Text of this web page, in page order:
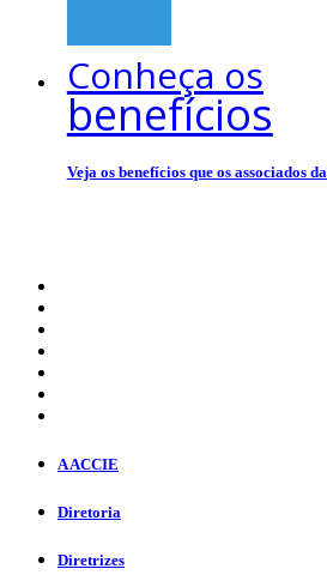
Conheça os
benefícios
Veja os benefícios que os associados
A ACCIE
Diretoria
Diretrizes